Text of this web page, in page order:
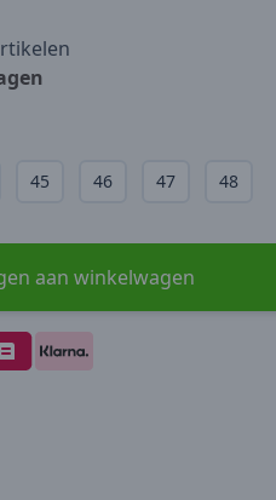
45 46 47 48
aan winkelwagen